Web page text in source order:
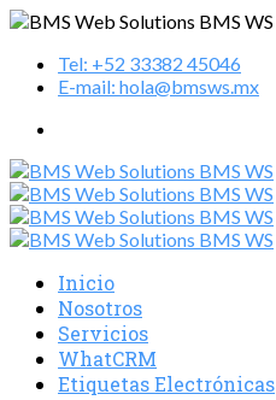
Tel: +52 33382 45046
E-mail: hola@bmsws.mx
Inicio
Nosotros
Servicios
WhatCRM
Etiquetas Electrónicas